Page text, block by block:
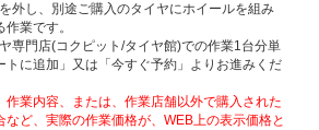
外し、別途ご購入のタイヤにホイールを組み
業です。
専門店(コクピット/タイヤ館)での作業1台分単
トに追加」又は「今すぐ予約」よりお進みくだ
業内容、または、作業店舗以外で購入された
など、実際の作業価格が、WEB上の表示価格と